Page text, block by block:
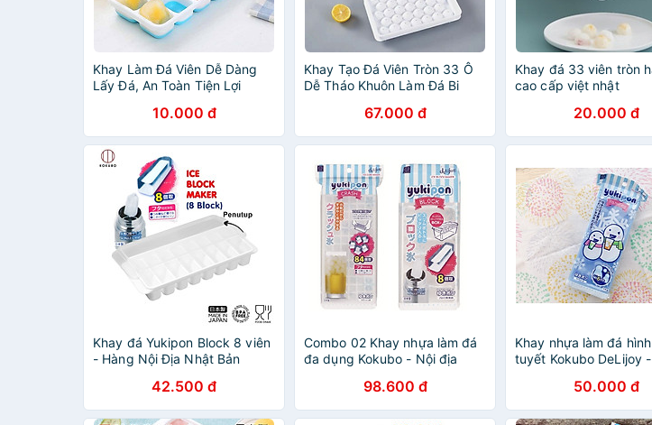
Khay Làm Đá Viên Dễ Dàng
Lấy Đá, An Toàn Tiện Lợi
10.000 đ
Khay Tạo Đá Viên Tròn 33 Ô
Dễ Tháo Khuôn Làm Đá Bi
67.000 đ
Khay đá 33 viên tròn
cao cấp việt nhật
20.000 đ
Khay đá Yukipon Block 8 viên
- Hàng Nội Địa Nhật Bản
42.500 đ
Combo 02 Khay nhựa làm đá
đa dụng Kokubo - Nội địa
dài + 01 khay 84 viên mini)
98.600 đ
Khay nhựa làm đá
tuyết Kokubo DeLijoy
50.000 đ